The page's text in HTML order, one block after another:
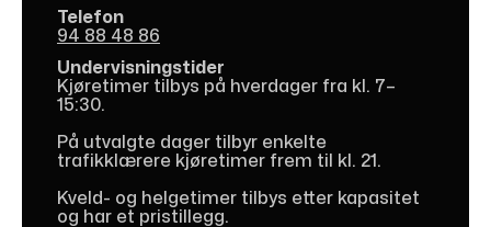
Telefon
94 88 48 86
Undervisningstider
Kjøretimer tilbys på hverdager fra kl. 7–
15:30.
På utvalgte dager tilbyr enkelte
trafikklærere kjøretimer frem til kl. 21.
Kveld- og helgetimer tilbys etter kapasitet
og har et pristillegg.